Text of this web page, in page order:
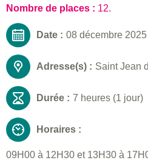
Nombre de places : 12.
Date : 08 décembre 2025
Adresse(s) : Saint Jean
Durée : 7 heures (1 jour)
Horaires :
09H00 à 12H30 et 13H30 à